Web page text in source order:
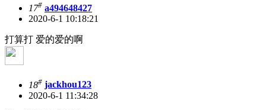
17# a494648427
2020-6-1 10:18:21
打算打 爱的爱的啊
18# jackhou123
2020-6-1 11:34:28